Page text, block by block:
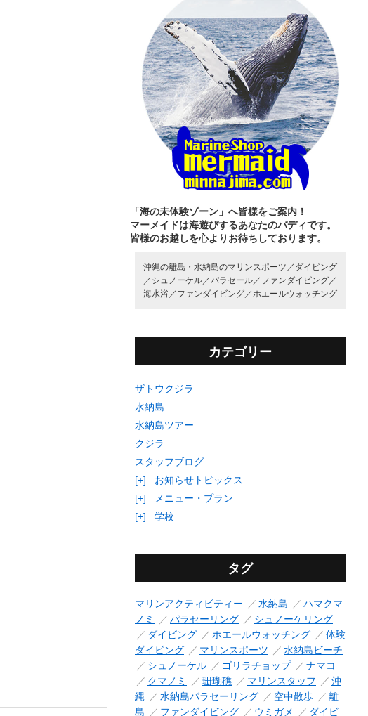
「海の未体験ゾーン」へ皆様をご案内！
マーメイドは海遊びするあなたのバディです。
皆様のお越しを心よりお待ちしております。
沖縄の離島・水納島のマリンスポーツ／ ダイビング
／ シュノーケル／ パラセール／ ファンダイビング／
海水浴／ ファンダイビング／ ホエールウォッチング
カテゴリー
ザトウクジラ
水納島
水納島ツアー
クジラ
スタッフブログ
[+]
お知らせトピックス
[+]
メニュー・プラン
[+]
学校
タグ
マリンアクティビティー 水納島
ハマクマ
ノミ
パラセーリング
シュノーケリング
ダイビング
ホエールウォッチング
体験
ダイビング
マリンスポーツ
水納島ビーチ
シュノーケル
ゴリラチョップ
ナマコ
クマノミ
珊瑚礁 マリンスタッフ
沖
縄
水納島パラセーリング 空中散歩
離
島
ファンダイビング ウミガメ
ダイビ